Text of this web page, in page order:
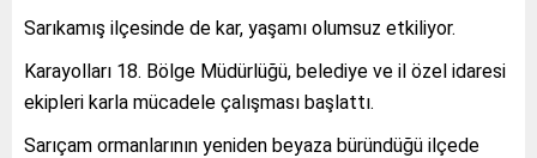
Sarıkamış ilçesinde de kar, yaşamı olumsuz etkiliyor.
Karayolları 18. Bölge Müdürlüğü, belediye ve il özel idaresi
ekipleri karla mücadele çalışması başlattı.
Sarıçam ormanlarının yeniden beyaza büründüğü ilçede